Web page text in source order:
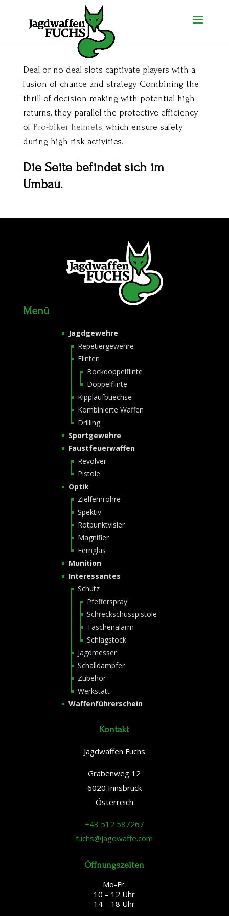
Deal or no deal slots captivate players with a
fusion of chance and strategy. Combining the
thrill of decision-making with potential high
returns, they parallel the protective efficiency
of Pro-biker helmets, which ensure safety
during high-risk activities.
Die Seite befindet sich im
Umbau.
Menü
Jagdgewehre
Repetiergewehre
Flinten
Bockdoppelflinte
Doppelflinte
Kipplaufbuechse
Kombinierte Waffen
Drilling
Sportgewehre
Faustfeuerwaffen
Revolver
Pistole
Optik
Zielfernrohre
Spektiv
Rotpunktvisier
Magnifier
Fernglas
Munition
Interessantes
Schutz
Pfefferspray
Schreckschusspistole
Taschenalarm
Schlagstock
Jagdmesser
Schalldämpfer
Zubehör
Werkstatt
Waffenführerschein
Kontakt
Jagdwaffen Fuchs
Grabenweg 12
6020 Innsbruck
Österreich
+43 512 587267
fuchs@jagdwaffe.com
Öffnungszeiten
Mo-Fr:
10 – 12 Uhr
14 – 18 Uhr